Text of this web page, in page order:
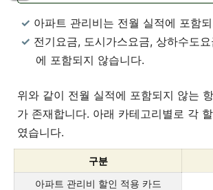
아파트 관리비는 전월 실적에 포함
전기요금, 도시가스요금, 상하수도
에 포함되지 않습니다.
위와 같이 전월 실적에 포함되지 않는
가 존재합니다. 아래 카테고리별로 각
였습니다.
구분
아파트 관리비 할인 적용 카드